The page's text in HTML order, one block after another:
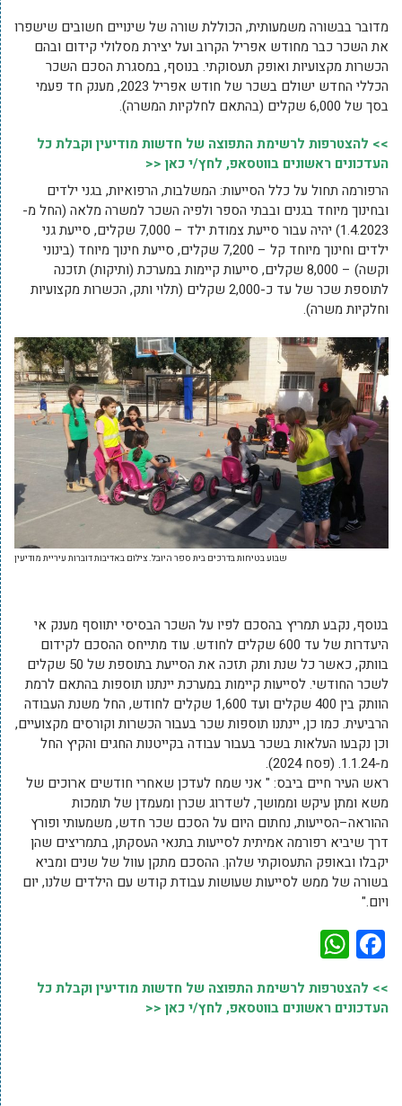
מדובר בבשורה משמעותית, הכוללת שורה של שינויים חשובים שישפרו
את השכר כבר מחודש אפריל הקרוב ועל יצירת מסלולי קידום ובהם
הכשרות מקצועיות ואופק תעסוקתי. בנוסף, במסגרת הסכם השכר
הכללי החדש ישולם בשכר של חודש אפריל 2023, מענק חד פעמי
בסך של 6,000 שקלים (בהתאם לחלקיות המשרה).
>> להצטרפות לרשימת התפוצה של חדשות מודיעין וקבלת כל
העדכונים ראשונים בווטסאפ, לחץ/י כאן <<
הרפורמה תחול על כלל הסייעות: המשלבות, הרפואיות, בגני ילדים
ובחינוך מיוחד בגנים ובבתי הספר ולפיה השכר למשרה מלאה (החל מ-
1.4.2023) יהיה עבור סייעת צמודת ילד – 7,000 שקלים, סייעת גני
ילדים וחינוך מיוחד קל – 7,200 שקלים, סייעת חינוך מיוחד (בינוני
וקשה) – 8,000 שקלים, סייעות קיימות במערכת (ותיקות) תזכנה
לתוספת שכר של עד כ-2,000 שקלים (תלוי ותק, הכשרות מקצועיות
וחלקיות משרה).
שבוע בטיחות בדרכים בית ספר היובל. צילום באדיבות דוברות עיריית מודיעין
בנוסף, נקבע תמריץ בהסכם לפיו על השכר הבסיסי יתווסף מענק אי
היעדרות של עד 600 שקלים לחודש. עוד מתייחס ההסכם לקידום
בוותק, כאשר כל שנת ותק תזכה את הסייעת בתוספת של 50 שקלים
לשכר החודשי. לסייעות קיימות במערכת יינתנו תוספות בהתאם לרמת
הוותק בין 400 שקלים ועד 1,600 שקלים לחודש, החל משנת העבודה
הרביעית. כמו כן, יינתנו תוספות שכר בעבור הכשרות וקורסים מקצועיים,
וכן נקבעו העלאות בשכר בעבור עבודה בקייטנות החגים והקיץ החל
מ-1.1.24. (פסח 2024).
ראש העיר חיים ביבס: " אני שמח לעדכן שאחרי חודשים ארוכים של
משא ומתן עיקש וממושך, לשדרוג שכרן ומעמדן של תומכות
ההוראה–הסייעות, נחתום היום על הסכם שכר חדש, משמעותי ופורץ
דרך שיביא רפורמה אמיתית לסייעות בתנאי העסקתן, בתמריצים שהן
יקבלו ובאופק התעסוקתי שלהן. ההסכם מתקן עוול של שנים ומביא
בשורה של ממש לסייעות שעושות עבודת קודש עם הילדים שלנו, יום
ויום."
Facebook
>> להצטרפות לרשימת התפוצה של חדשות מודיעין וקבלת כל
העדכונים ראשונים בווטסאפ, לחץ/י כאן <<